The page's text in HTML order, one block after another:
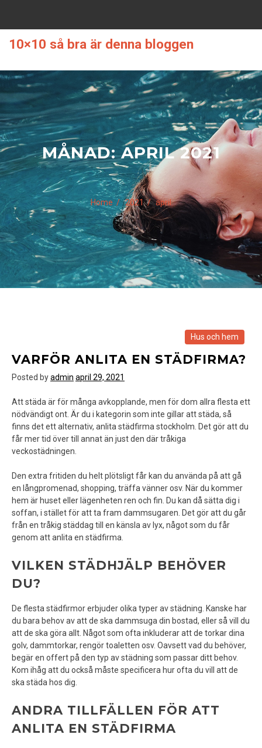
content
10×10 så bra är denna bloggen
MÅNAD:APRIL 2021
Home 2021 april
Hus och hem
VARFÖR ANLITA EN STÄDFIRMA?
Posted byadmin april 29, 2021
Att städa är för många avkopplande, men för dom allra flesta ett
nödvändigt ont. Är du i kategorin som inte gillar att städa, så
finns det ett alternativ, anlita städfirma stockholm. Det gör att du
får mer tid över till annat än just den där tråkiga
veckostädningen.
Den extra fritiden du helt plötsligt får kan du använda på att gå
en långpromenad, shopping, träffa vänner osv. När du kommer
hem är huset eller lägenheten ren och fin. Du kan då sätta dig i
soffan, i stället för att ta fram dammsugaren. Det gör att du går
från en tråkig städdag till en känsla av lyx, något som du får
genom att anlita en städfirma.
VILKEN STÄDHJÄLP BEHÖVER
DU?
De flesta städfirmor erbjuder olika typer av städning. Kanske har
du bara behov av att de ska dammsuga din bostad, eller så vill du
att de ska göra allt. Något som ofta inkluderar att de torkar dina
golv, dammtorkar, rengör toaletten osv. Oavsett vad du behöver,
begär en offert på den typ av städning som passar ditt behov.
Kom ihåg att du också måste specificera hur ofta du vill att de
ska städa hos dig.
ANDRA TILLFÄLLEN FÖR ATT
ANLITA EN STÄDFIRMA